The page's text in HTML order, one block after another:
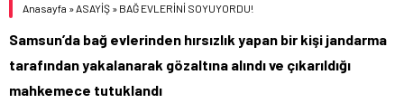
DOLAR
55,1881
Anasayfa »ASAYİŞ » BAĞ EVLERİNİ SOYUYORDU!
Samsun’da bağ evlerinden hırsızlık yapan bir kişi jandarma
tarafından yakalanarak gözaltına alındı ve çıkarıldığı
mahkemece tutuklandı